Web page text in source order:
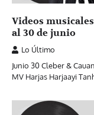
Videos
al 30 de junio
Lo Último
Junio 30 Cleber &
MV Harjas Harjaayi